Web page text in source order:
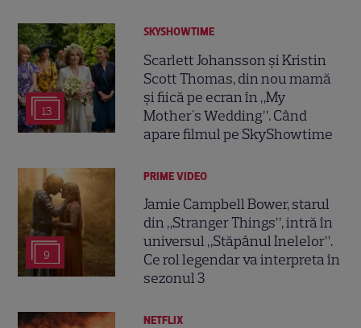
13
SKYSHOWTIME
Scarlett Johansson și Kristin
Scott Thomas, din nou mamă
și fiică pe ecran în „My
Mother's Wedding”. Când
apare filmul pe SkyShowtime
9
PRIME VIDEO
Jamie Campbell Bower, starul
din „Stranger Things”, intră în
universul „Stăpânul Inelelor”.
Ce rol legendar va interpreta în
sezonul 3
NETFLIX